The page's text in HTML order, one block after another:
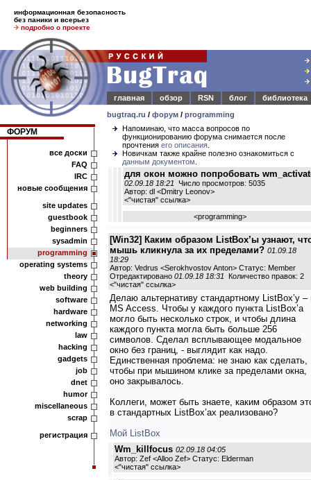
информационная безопасность
без паники и всерьез
подробно о проекте
главная
обзор RSN блог
библиотека
bugtraq.ru / форум / programming
ФОРУМ
все доски
FAQ
IRC
новые сообщения
site updates
guestbook
beginners
sysadmin
programming
operating systems
theory
web building
software
hardware
networking
law
hacking
gadgets
job
dnet
humor
miscellaneous
scrap
регистрация
Напоминаю, что масса вопросов по
функционированию форума снимается после
прочтения его описания
Новичкам также крайне полезно ознакомиться с
данным документом
для окон можно попробовать
02.09.18 18:21 Число просмотров: 5035
Автор: dl <Dmitry Leonov>
<"чистая" ссылка>
<programming>
[Win32] Каким образом ListBox’ы узнают,
мышь кликнула за их пределами? 01.09.18
18:29
Автор: Vedrus <Serokhvostov Anton> Статус: Member
Отредактировано 01.09.18 18:31 Количество правок: 2
<"чистая" ссылка>
Делаю альтернативу стандартному ListBox’у –
MS Access. Чтобы у каждого пункта ListBox’а
могло быть несколько строк, и чтобы длина
каждого пункта могла быть больше 256
символов. Сделал всплывающее модальное
окно без границ, - выглядит как надо.
Единственная проблема: не знаю как сделать,
чтобы при мышином клике за пределами окна,
оно закрывалось.
Коллеги, может быть знаете, каким образом
в стандартных ListBox’ах реализовано?
Мой ListBox
Wm_killfocus 02.09.18 04:05
Автор: Zef <Alloo Zef> Статус: Elderman
<"чистая" ссылка>